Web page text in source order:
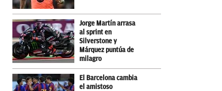
Jorge Martín arrasa
al sprint en
Silverstone y
Márquez puntúa de
milagro
El Barcelona cambia
el amistoso